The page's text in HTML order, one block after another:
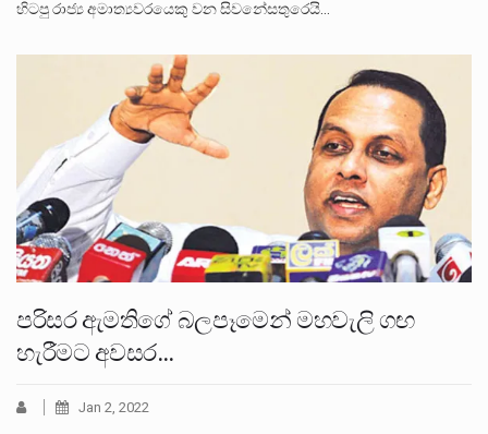
හිටපු රාජ්‍ය අමාත්‍යවරයෙකු වන සිවනේසතුරෙයි…
පරිසර ඇමතිගේ බලපෑමෙන් මහවැලි ගඟ
හැරීමට අවසර…
Jan 2, 2022